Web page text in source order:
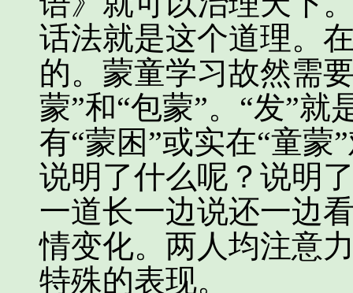
话法就是这个道理。
的。蒙童学习故然需
蒙”和“包蒙”。“发”就
有“蒙困”或实在“童蒙
说明了什么呢？说明
一道长一边说还一边
情变化。两人均注意
特殊的表现。